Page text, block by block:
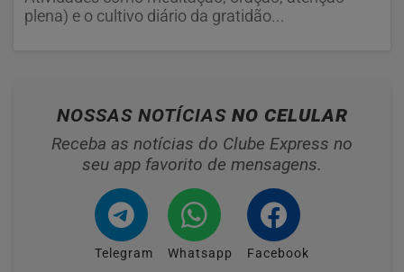
plena) e o cultivo diário da gratidão...
NOSSAS NOTÍCIAS NO CELULAR
Receba as notícias do Clube Express no
seu app favorito de mensagens.
Telegram Whatsapp Facebook